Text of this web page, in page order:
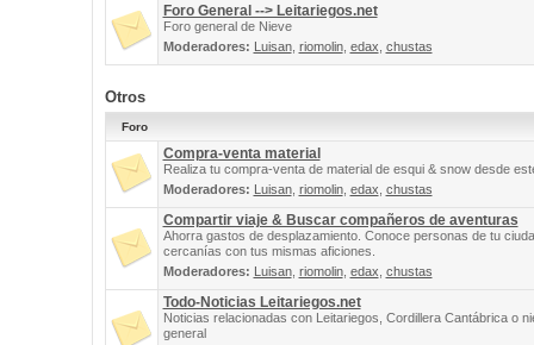
Foro General --> Leitariegos.net
Foro general de Nieve
Moderadores: Luisan, riomolin, edax chustas
Otros
Foro
Compra-venta material
Realiza tu compra-venta de material de esqui & snow desde
Moderadores: Luisan, riomolin, edax chustas
Compartir viaje & Buscar compañeros de aventuras
Ahorra gastos de desplazamiento. Conoce personas de tu
cercanías con tus mismas aficiones.
Moderadores: Luisan, riomolin, edax chustas
Todo-Noticias Leitariegos.net
Noticias relacionadas con Leitariegos, Cordillera Cantábrica o
general